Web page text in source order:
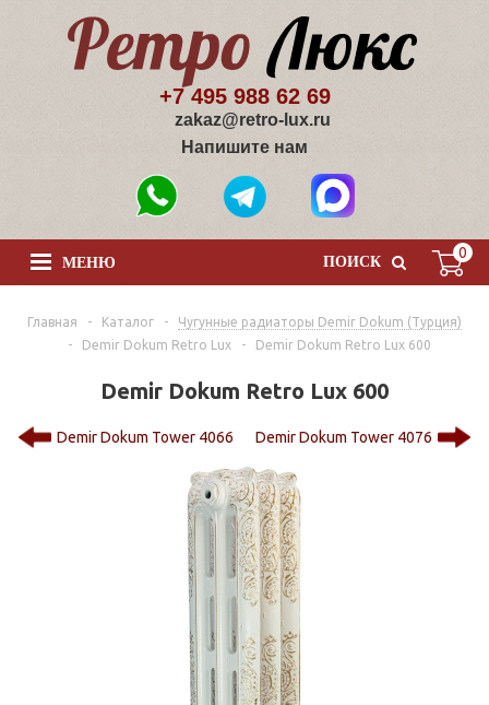
+7 495 988 62 69
zakaz@retro-lux.ru
Напишите нам
0
ПОИСК
МЕНЮ
Главная - Каталог -
Чугунные радиаторы Demir Dokum (Турция)
-
Demir Dokum Retro Lux - Demir Dokum Retro Lux 600
Demir Dokum Retro Lux 600
Demir Dokum Tower 4066 Demir Dokum Tower 4076